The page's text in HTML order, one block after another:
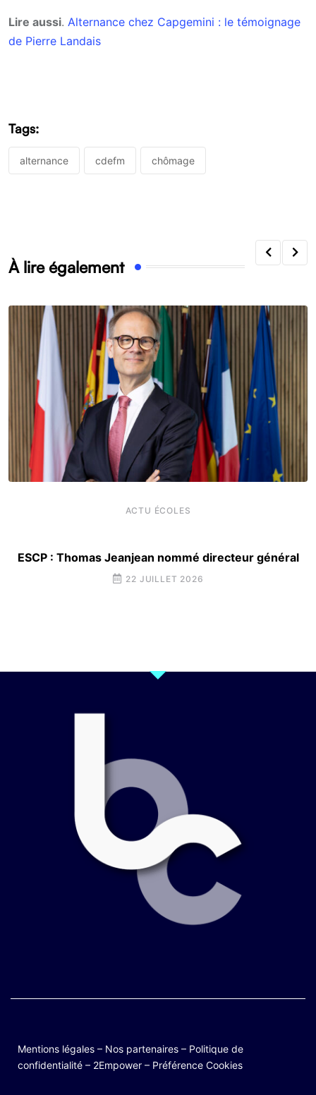
Lire aussi. Alternance chez Capgemini : le témoignage
de Pierre Landais
Tags:
alternance cdefm chômage
À lire également
ACTU ÉCOLES
ESCP : Thomas Jeanjean nommé directeur général
22 JUILLET 2026
Mentions légales – Nos partenaires – Politique de
confidentialité – 2Empower – Préférence Cookies